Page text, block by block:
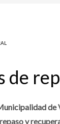
de
y